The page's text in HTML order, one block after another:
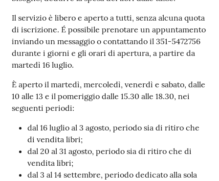
Il servizio è libero e aperto a tutti, senza alcuna quota
di iscrizione. É possibile prenotare un appuntamento
inviando un messaggio o contattando il 351-5472756
durante i giorni e gli orari di apertura, a partire da
martedì 16 luglio.
È aperto il martedì, mercoledì, venerdì e sabato, dalle
10 alle 13 e il pomeriggio dalle 15.30 alle 18.30, nei
seguenti periodi:
dal 16 luglio al 3 agosto, periodo sia di ritiro che
di vendita libri;
dal 20 al 31 agosto, periodo sia di ritiro che di
vendita libri;
dal 3 al 14 settembre, periodo dedicato alla sola